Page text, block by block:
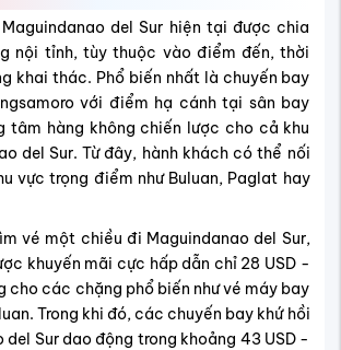
del Sur hiện tại được chia
nội tỉnh, tùy thuộc vào điểm đến, thời
khai thác. Phổ biến nhất là chuyến bay
với điểm hạ cánh tại sân bay
tâm hàng không chiến lược cho cả khu
del Sur. Từ đây, hành khách có thể nối
vực trọng điểm như Buluan, Paglat hay
vé một chiều đi Maguindanao del Sur,
khuyến mãi cực hấp dẫn chỉ 28 USD -
cho các chặng phổ biến như vé máy bay
Trong khi đó, các chuyến bay khứ hồi
del Sur dao động trong khoảng 43 USD -